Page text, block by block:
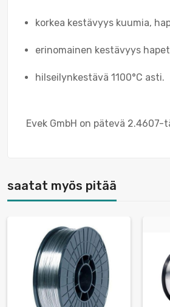
korkea kestävyys kuumia,
erinomainen kestävyys
hilseilynkestävä 1100°C asti.
Evek GmbH on pätevä
saatat myös pitää